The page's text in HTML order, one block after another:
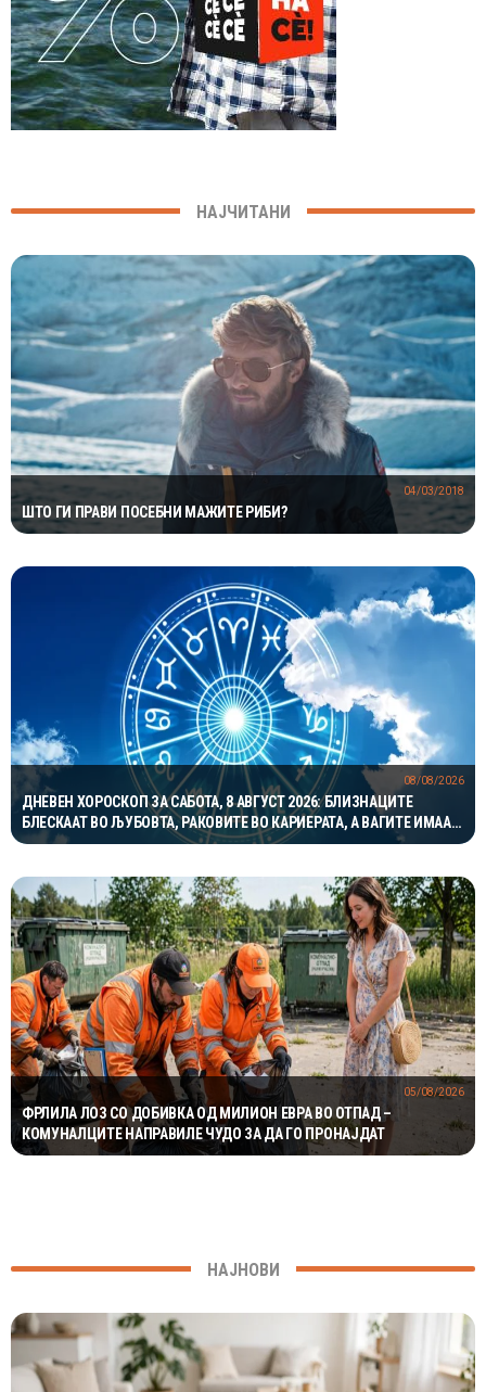
НАЈЧИТАНИ
ШТО ГИ ПРАВИ ПОСЕБНИ МАЖИТЕ РИБИ?
04/03/2018
ДНЕВЕН ХОРОСКОП ЗА САБОТА, 8 АВГУСТ 2026: БЛИЗНАЦИТЕ
БЛЕСКААТ ВО ЉУБОВТА, РАКОВИТЕ ВО КАРИЕРАТА, А ВАГИТЕ ИМААТ
ОДЛИЧЕН ДЕН ЗА ХАРМОНИЈА
08/08/2026
ФРЛИЛА ЛОЗ СО ДОБИВКА ОД МИЛИОН ЕВРА ВО ОТПАД –
КОМУНАЛЦИТЕ НАПРАВИЛЕ ЧУДО ЗА ДА ГО ПРОНАЈДАТ
05/08/2026
НАЈНОВИ